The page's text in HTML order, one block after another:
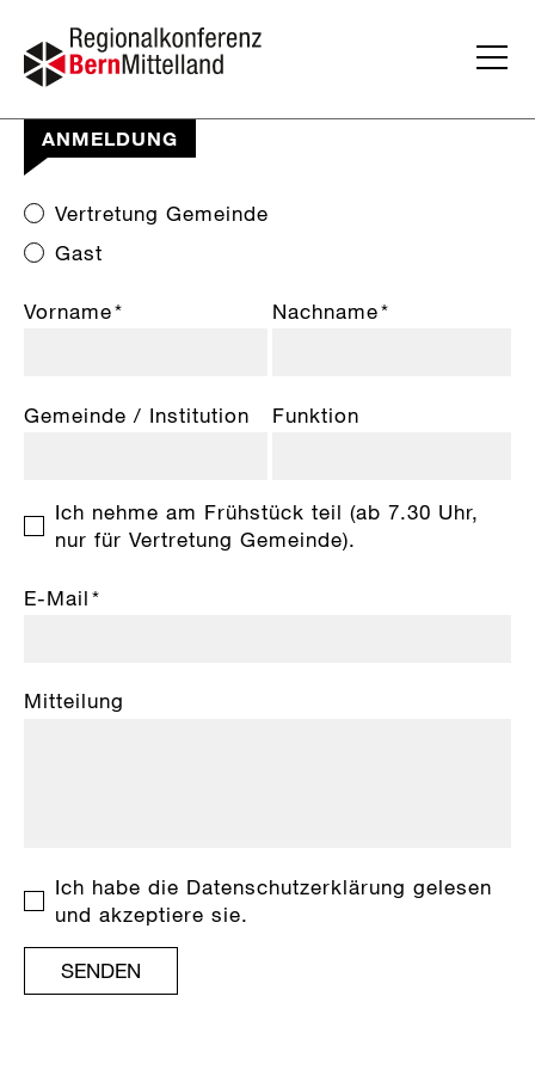
ANMELDUNG
Vertretung Gemeinde
Gast
Vorname* Nachname*
Gemeinde / Institution Funktion
Ich nehme am Frühstück teil (ab 7.30 Uhr,
nur für Vertretung Gemeinde).
E-Mail*
Mitteilung
Ich habe die Datenschutzerklärung gelesen
und akzeptiere sie.
SENDEN